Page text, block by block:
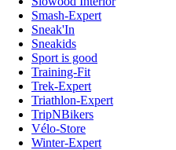
Smash-Expert
Sneak'In
Sneakids
Sport is good
Training-Fit
Trek-Expert
Triathlon-Expert
TripNBikers
Vélo-Store
Winter-Expert